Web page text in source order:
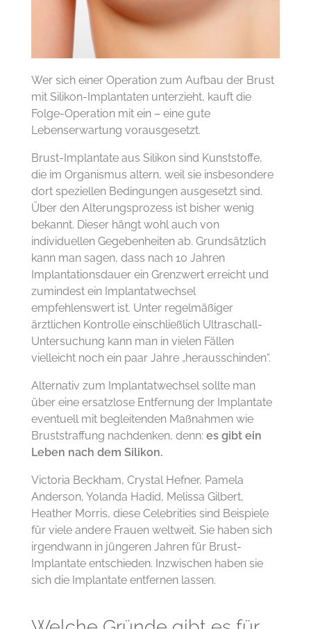
Wer sich einer Operation zum Aufbau der Brust
mit Silikon-Implantaten unterzieht, kauft die
Folge-Operation mit ein – eine gute
Lebenserwartung vorausgesetzt.
Brust-Implantate aus Silikon sind Kunststoffe,
die im Organismus altern, weil sie insbesondere
dort speziellen Bedingungen ausgesetzt sind.
Über den Alterungsprozess ist bisher wenig
bekannt. Dieser hängt wohl auch von
individuellen Gegebenheiten ab. Grundsätzlich
kann man sagen, dass nach 10 Jahren
Implantationsdauer ein Grenzwert erreicht und
zumindest ein Implantatwechsel
empfehlenswert ist. Unter regelmäßiger
ärztlichen Kontrolle einschließlich Ultraschall-
Untersuchung kann man in vielen Fällen
vielleicht noch ein paar Jahre „herausschinden“.
Alternativ zum Implantatwechsel sollte man
über eine ersatzlose Entfernung der Implantate
eventuell mit begleitenden Maßnahmen wie
Bruststraffung nachdenken, denn: es gibt ein
Leben nach dem Silikon.
Victoria Beckham, Crystal Hefner, Pamela
Anderson, Yolanda Hadid, Melissa Gilbert,
Heather Morris, diese Celebrities sind Beispiele
für viele andere Frauen weltweit. Sie haben sich
irgendwann in jüngeren Jahren für Brust-
Implantate entschieden. Inzwischen haben sie
sich die Implantate entfernen lassen.